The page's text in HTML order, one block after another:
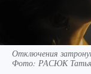
Отключения
Фото: РАСЮК